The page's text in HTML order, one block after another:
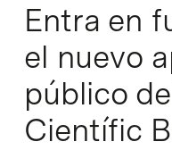
Entra en
el nuevo
público
Científic